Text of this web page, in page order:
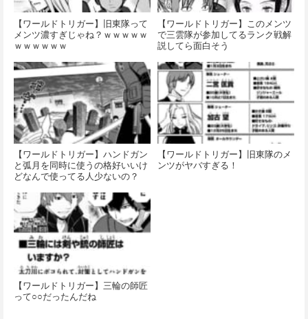
【ワールドトリガー】旧東隊って
メンツ濃すぎじゃね？ｗｗｗｗｗ
ｗｗｗｗｗｗ
【ワールドトリガー】このメンツ
で三雲隊が参加してるランク戦解
説してら面白そう
【ワールドトリガー】ハンドガン
と弧月を同時に使うの格好いいけ
どなんで使ってる人少ないの？
【ワールドトリガー】旧東隊のメ
ンツがヤバすぎる！
【ワールドトリガー】三輪の師匠
って○○だったんだね